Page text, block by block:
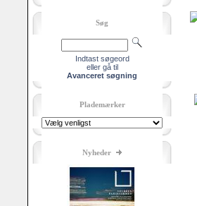
Søg
Indtast søgeord
eller gå til
Avanceret søgning
Plademærker
Nyheder